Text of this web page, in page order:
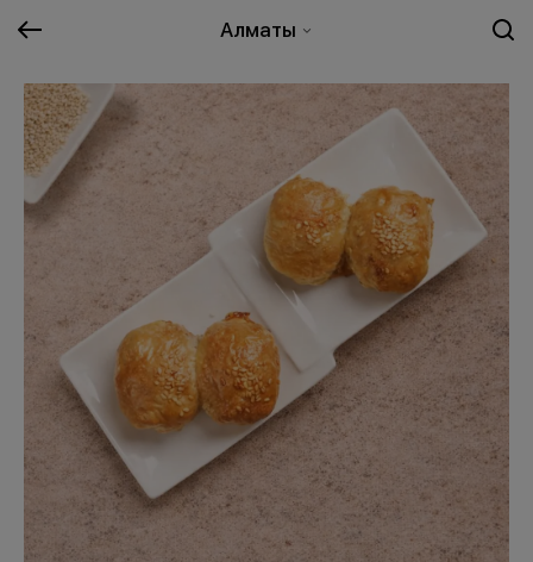
Алматы